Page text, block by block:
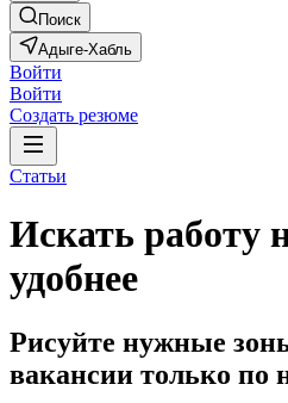
Поиск
Адыге-Хабль
Войти
Войти
Создать резюме
Статьи
Искать работу
удобнее
Рисуйте нужные
вакансии только по